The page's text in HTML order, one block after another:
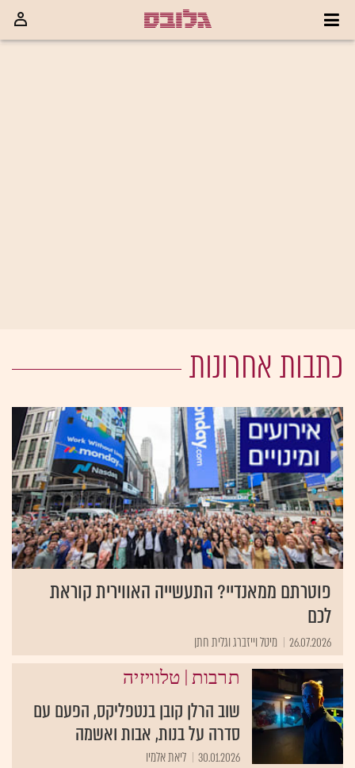
כתבות אחרונות
פוטרתם ממאנדיי? התעשייה האווירית קוראת
לכם
26.07.2026 מיטל וייזברג וגלית חתן
תרבות | טלוויזיה
שוב הרלן קובן בנטפליקס, הפעם עם
סדרה על בנות, אבות ואשמה
30.01.2026 ליאת אלמיו